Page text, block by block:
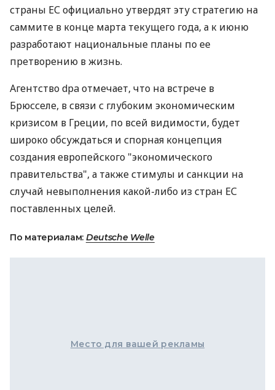
страны ЕС официально утвердят эту стратегию на
саммите в конце марта текущего года, а к июню
разработают национальные планы по ее
претворению в жизнь.
Агентство dpa отмечает, что на встрече в
Брюсселе, в связи с глубоким экономическим
кризисом в Греции, по всей видимости, будет
широко обсуждаться и спорная концепция
создания европейского "экономического
правительства", а также стимулы и санкции на
случай невыполнения какой-либо из стран ЕС
поставленных целей.
По материалам: Deutsche Welle
Место для вашей рекламы